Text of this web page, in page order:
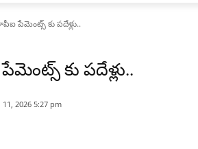
పేమెంట్స్ కు పదేళ్లు..
కు పదేళ్లు..
2026 5:27 pm